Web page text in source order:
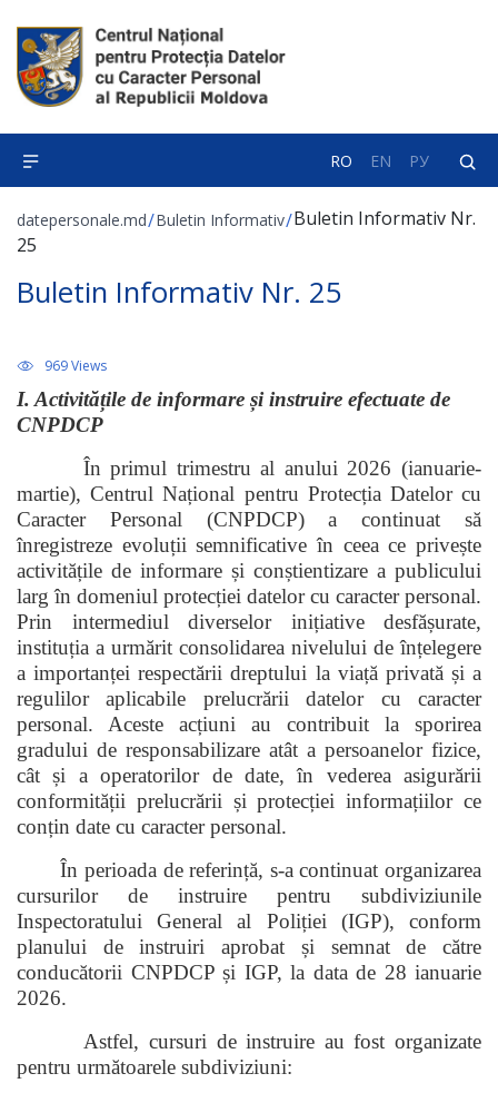
RO EN РУ
datepersonale.md/Buletin Informativ/Buletin Informativ Nr.
25
Buletin Informativ Nr. 25
969 Views
I. Activitățile de informare și instruire efectuate de
CNPDCP
În primul trimestru al anului 2026 (ianuarie-
martie), Centrul Național pentru Protecția Datelor cu
Caracter Personal (CNPDCP) a continuat să
înregistreze evoluții semnificative în ceea ce privește
activitățile de informare și conștientizare a publicului
larg în domeniul protecției datelor cu caracter personal.
Prin intermediul diverselor inițiative desfășurate,
instituția a urmărit consolidarea nivelului de înțelegere
a importanței respectării dreptului la viață privată și a
regulilor aplicabile prelucrării datelor cu caracter
personal. Aceste acțiuni au contribuit la sporirea
gradului de responsabilizare atât a persoanelor fizice,
cât și a operatorilor de date, în vederea asigurării
conformității prelucrării și protecției informațiilor ce
conțin date cu caracter personal.
În perioada de referință, s-a continuat organizarea
cursurilor de instruire pentru subdiviziunile
Inspectoratului General al Poliției (IGP), conform
planului de instruiri aprobat și semnat de către
conducătorii CNPDCP și IGP, la data de 28 ianuarie
2026.
Astfel, cursuri de instruire au fost organizate
pentru următoarele subdiviziuni: